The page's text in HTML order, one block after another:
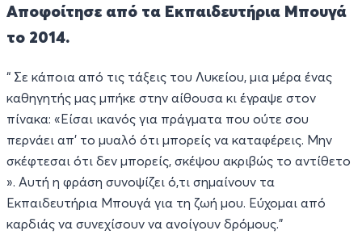
Αποφοίτησε από τα Εκπαιδευτήρια Μπουγά
το 2014.
“ Σε κάποια από τις τάξεις του Λυκείου, μια μέρα ένας
καθηγητής μας μπήκε στην αίθουσα κι έγραψε στον
πίνακα: «Είσαι ικανός για πράγματα που ούτε σου
περνάει απ’ το μυαλό ότι μπορείς να καταφέρεις. Μην
σκέφτεσαι ότι δεν μπορείς, σκέψου ακριβώς το αντίθετο
». Αυτή η φράση συνοψίζει ό,τι σημαίνουν τα
Εκπαιδευτήρια Μπουγά για τη ζωή μου. Εύχομαι από
καρδιάς να συνεχίσουν να ανοίγουν δρόμους.”